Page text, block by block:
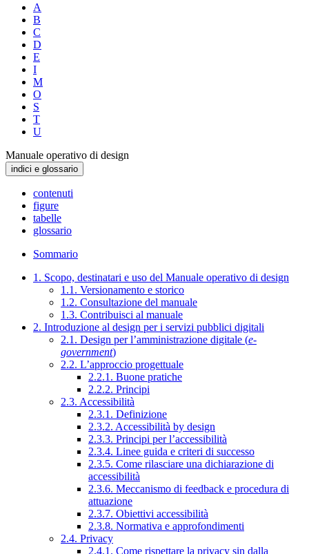
A
B
C
D
E
I
M
O
S
T
U
Manuale operativo di design
indici e glossario
contenuti
figure
tabelle
glossario
Sommario
1. Scopo, destinatari e uso del Manuale operativo di design
1.1. Versionamento e storico
1.2. Consultazione del manuale
1.3. Contribuisci al manuale
2. Introduzione al design per i servizi pubblici digitali
2.1. Design per l’amministrazione digitale (e-
government)
2.2. L’approccio progettuale
2.2.1. Buone pratiche
2.2.2. Principi
2.3. Accessibilità
2.3.1. Definizione
2.3.2. Accessibilità by design
2.3.3. Principi per l’accessibilità
2.3.4. Linee guida e criteri di successo
2.3.5. Come rilasciare una dichiarazione di
accessibilità
2.3.6. Meccanismo di feedback e procedura di
attuazione
2.3.7. Obiettivi accessibilità
2.3.8. Normativa e approfondimenti
2.4. Privacy
2.4.1. Come rispettare la privacy sin dalla